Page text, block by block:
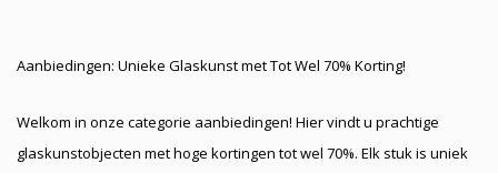
Aanbiedingen: Unieke Glaskunst met Tot Wel 70% Korting!
Welkom in onze categorie aanbiedingen! Hier vindt u prachtige
glaskunstobjecten met hoge kortingen tot wel 70%. Elk stuk is uniek